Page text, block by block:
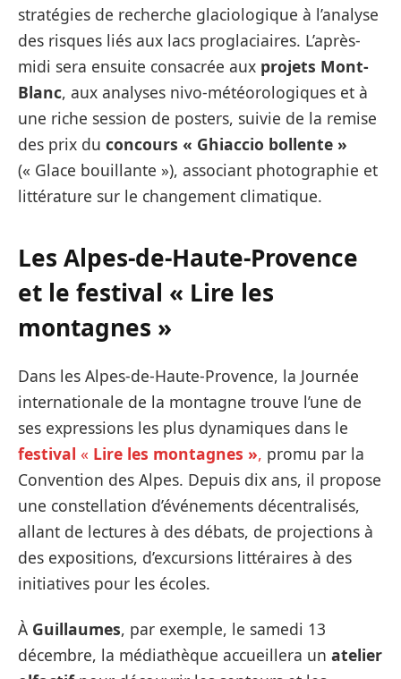
stratégies de recherche glaciologique à l’analyse
des risques liés aux lacs proglaciaires. L’après-
midi sera ensuite consacrée aux projets Mont-
Blanc, aux analyses nivo-météorologiques et à
une riche session de posters, suivie de la remise
des prix du concours « Ghiaccio bollente »
(« Glace bouillante »), associant photographie et
littérature sur le changement climatique.
Les Alpes-de-Haute-Provence
et le festival « Lire les
montagnes »
Dans les Alpes-de-Haute-Provence, la Journée
internationale de la montagne trouve l’une de
ses expressions les plus dynamiques dans le
festival « Lire les montagnes », promu par la
Convention des Alpes. Depuis dix ans, il propose
une constellation d’événements décentralisés,
allant de lectures à des débats, de projections à
des expositions, d’excursions littéraires à des
initiatives pour les écoles.
À Guillaumes, par exemple, le samedi 13
décembre, la médiathèque accueillera un atelier